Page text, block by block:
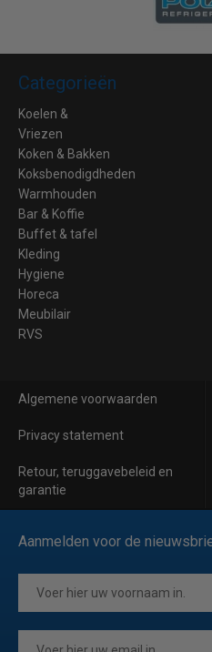
Categorieën
Koelen &
Vriezen
Koken & Bakken
Koksbenodigdheden
Warmhouden
Bar & Koffie
Buffet & tafel
Kleding
Hygiene
Horeca
Meubilair
RVS
Algemene voorwaarden
Privacy statement
Retour, teruggavebeleid en
garantie
Aanmelden voor de